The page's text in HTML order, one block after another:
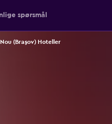
spørsmål
(Braşov) Hoteller